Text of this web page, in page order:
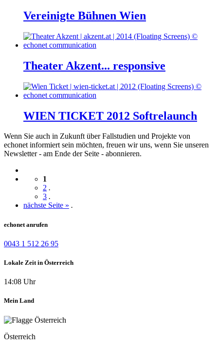
Vereinigte Bühnen Wien
Theater Akzent... responsive
WIEN TICKET 2012 Softrelaunch
Wenn Sie auch in Zukunft über Fallstudien und Projekte von
echonet informiert sein möchten, freuen wir uns, wenn Sie unseren
Newsletter - am Ende der Seite - abonnieren.
1
2 .
3 .
nächste Seite » .
echonet anrufen
0043 1 512 26 95
Lokale Zeit in Österreich
14:08 Uhr
Mein Land
Österreich